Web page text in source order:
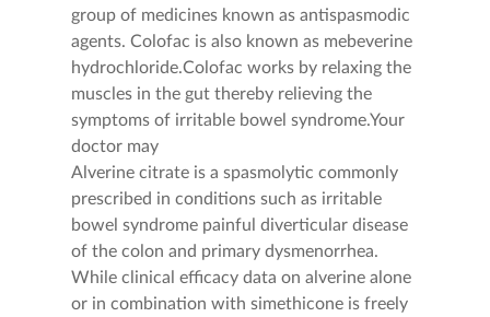
group of medicines known as antispasmodic
agents. Colofac is also known as mebeverine
hydrochloride.Colofac works by relaxing the
muscles in the gut thereby relieving the
symptoms of irritable bowel syndrome.Your
doctor may
Alverine citrate is a spasmolytic commonly
prescribed in conditions such as irritable
bowel syndrome painful diverticular disease
of the colon and primary dysmenorrhea.
While clinical efficacy data on alverine alone
or in combination with simethicone is freely